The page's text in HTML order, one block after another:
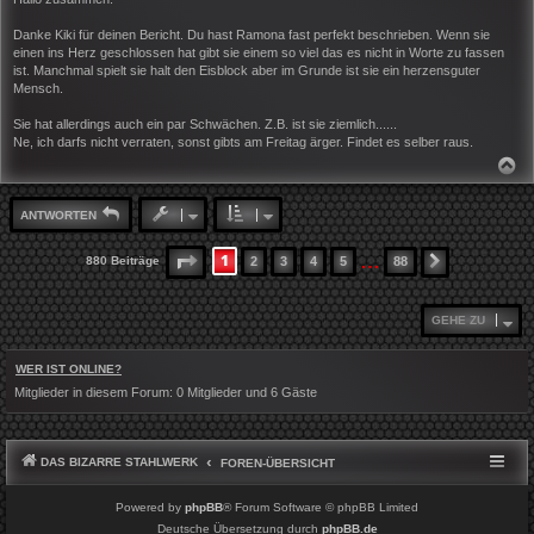
a
g
Danke Kiki für deinen Bericht. Du hast Ramona fast perfekt beschrieben. Wenn sie
einen ins Herz geschlossen hat gibt sie einem so viel das es nicht in Worte zu fassen
ist. Manchmal spielt sie halt den Eisblock aber im Grunde ist sie ein herzensguter
Mensch.
Sie hat allerdings auch ein par Schwächen. Z.B. ist sie ziemlich......
Ne, ich darfs nicht verraten, sonst gibts am Freitag ärger. Findet es selber raus.
C
H
O
B
E
N
ANTWORTEN
880 Beiträge SEITE1 VON88
1 2 3 4 5 … 88 NÄCHSTE
GEHE ZU
WER IST ONLINE?
Mitglieder in diesem Forum: 0 Mitglieder und 6 Gäste
DAS BIZARRE STAHLWERK FOREN-ÜBERSICHT
Powered by phpBB® Forum Software © phpBB Limited
Deutsche Übersetzung durch phpBB.de